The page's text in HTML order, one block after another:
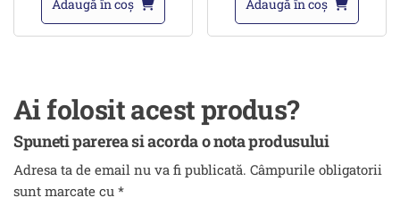
Adaugă în coș Adaugă în coș
Ai folosit acest produs?
Spuneti parerea si acorda o nota produsului
Adresa ta de email nu va fi publicată. Câmpurile obligatorii
sunt marcate cu *